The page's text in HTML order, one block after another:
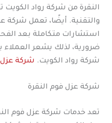
النقرة من شركة رواد الكويت
والتقنية. أيضًا، تعمل شركة
استشارات متكاملة بعد
ضرورية، لذلك يشعر العملاء
شركة رواد الكويت. شركة عزل
شركة عزل فوم النقرة
تعد خدمات شركة عزل فوم